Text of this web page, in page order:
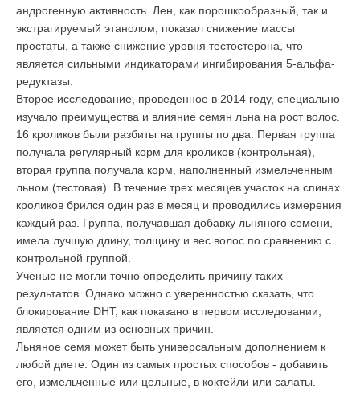
андрогенную активность. Лен, как порошкообразный, так и
экстрагируемый этанолом, показал снижение массы
простаты, а также снижение уровня тестостерона, что
является сильными индикаторами ингибирования 5-альфа-
редуктазы.
Второе исследование, проведенное в 2014 году, специально
изучало преимущества и влияние семян льна на рост волос.
16 кроликов были разбиты на группы по два. Первая группа
получала регулярный корм для кроликов (контрольная),
вторая группа получала корм, наполненный измельченным
льном (тестовая). В течение трех месяцев участок на спинах
кроликов брился один раз в месяц и проводились измерения
каждый раз. Группа, получавшая добавку льняного семени,
имела лучшую длину, толщину и вес волос по сравнению с
контрольной группой.
Ученые не могли точно определить причину таких
результатов. Однако можно с уверенностью сказать, что
блокирование DHT, как показано в первом исследовании,
является одним из основных причин.
Льняное семя может быть универсальным дополнением к
любой диете. Один из самых простых способов - добавить
его, измельченные или цельные, в коктейли или салаты.